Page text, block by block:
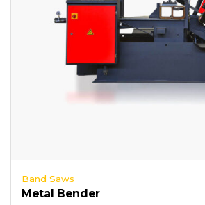
Band Saws
Metal Bender